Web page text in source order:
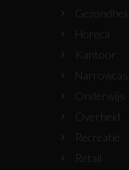
Horeca
Kantoor
Onderwijs
Overheid
Recreatie
Retail